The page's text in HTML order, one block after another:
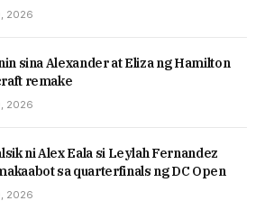
2026
sina Alexander at Eliza ng Hamilton
remake
2026
ni Alex Eala si Leylah Fernandez
sa quarterfinals ng DC Open
2026